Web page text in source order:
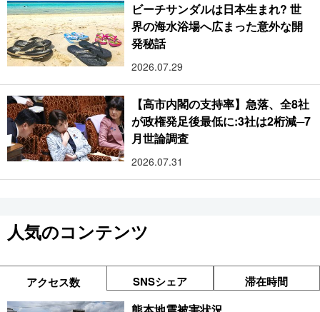
ビーチサンダルは日本生まれ? 世
界の海水浴場へ広まった意外な開
発秘話
2026.07.29
【高市内閣の支持率】急落、全8社
が政権発足後最低に:3社は2桁減─7
月世論調査
2026.07.31
人気のコンテンツ
アクセス数 SNSシェア 滞在時間